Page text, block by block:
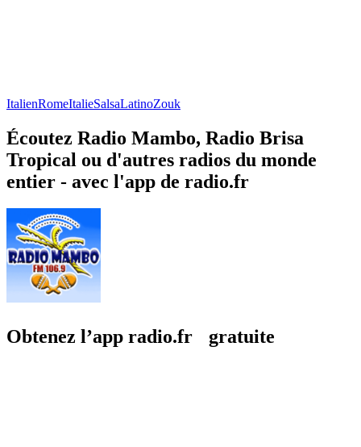
ItalienRomeItalieSalsaLatinoZouk
Écoutez Radio Mambo, Radio Brisa
Tropical ou d'autres radios du monde
entier - avec l'app de radio.fr
Obtenez l’app radio.fr gratuite